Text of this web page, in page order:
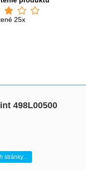
25x
498L00500
stránky...